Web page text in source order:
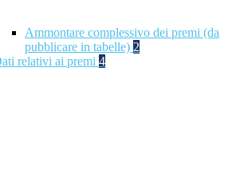
Ammontare complessivo dei premi (da
pubblicare in tabelle) 2
relativi ai premi 4